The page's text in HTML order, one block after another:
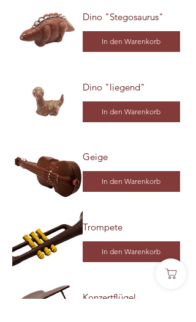
Dino "Stegosaurus"
In den Warenkorb
Dino "liegend"
In den Warenkorb
Geige
In den Warenkorb
Trompete
In den Warenkorb
Konzertflügel